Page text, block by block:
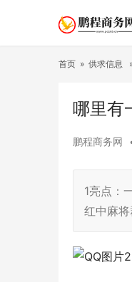
首页 » 供求信息
哪里有
鹏程商务网
1亮点：
红中麻